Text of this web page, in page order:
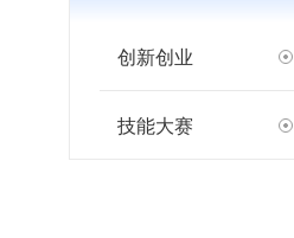
创新创业
技能大赛